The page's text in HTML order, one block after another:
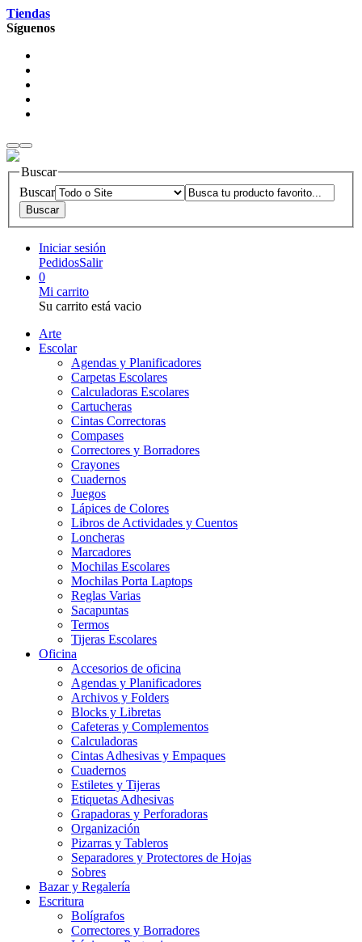
Tiendas
Síguenos
Buscar
Buscar
Iniciar sesión
PedidosSalir
0
Mi carrito
Su carrito está vacio
Arte
Escolar
Agendas y Planificadores
Carpetas Escolares
Calculadoras Escolares
Cartucheras
Cintas Correctoras
Compases
Correctores y Borradores
Crayones
Cuadernos
Juegos
Lápices de Colores
Libros de Actividades y Cuentos
Loncheras
Marcadores
Mochilas Escolares
Mochilas Porta Laptops
Reglas Varias
Sacapuntas
Termos
Tijeras Escolares
Oficina
Accesorios de oficina
Agendas y Planificadores
Archivos y Folders
Blocks y Libretas
Cafeteras y Complementos
Calculadoras
Cintas Adhesivas y Empaques
Cuadernos
Estiletes y Tijeras
Etiquetas Adhesivas
Grapadoras y Perforadoras
Organización
Pizarras y Tableros
Separadores y Protectores de Hojas
Sobres
Bazar y Regalería
Escritura
Bolígrafos
Correctores y Borradores